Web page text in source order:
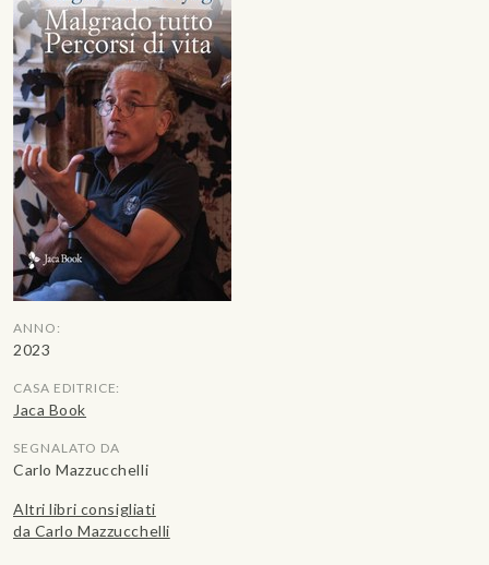
ANNO:
2023
CASA EDITRICE:
Jaca Book
SEGNALATO DA
Carlo Mazzucchelli
Altri libri consigliati
da Carlo Mazzucchelli